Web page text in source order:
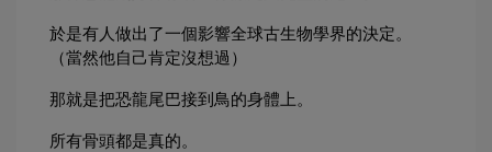
於是有人做出了一個影響全球古生物學界的決定。
（當然他自己肯定沒想過）
那就是把恐龍尾巴接到鳥的身體上。
所有骨頭都是真的。